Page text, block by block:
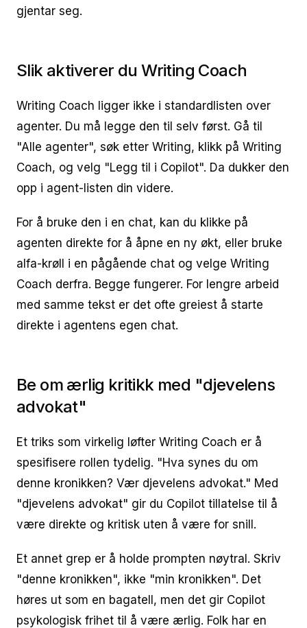
gjentar seg.
Slik aktiverer du Writing Coach
Writing Coach ligger ikke i standardlisten over
agenter. Du må legge den til selv først. Gå til
"Alle agenter", søk etter Writing, klikk på Writing
Coach, og velg "Legg til i Copilot". Da dukker den
opp i agent-listen din videre.
For å bruke den i en chat, kan du klikke på
agenten direkte for å åpne en ny økt, eller bruke
alfa-krøll i en pågående chat og velge Writing
Coach derfra. Begge fungerer. For lengre arbeid
med samme tekst er det ofte greiest å starte
direkte i agentens egen chat.
Be om ærlig kritikk med "djevelens
advokat"
Et triks som virkelig løfter Writing Coach er å
spesifisere rollen tydelig. "Hva synes du om
denne kronikken? Vær djevelens advokat." Med
"djevelens advokat" gir du Copilot tillatelse til å
være direkte og kritisk uten å være for snill.
Et annet grep er å holde prompten nøytral. Skriv
"denne kronikken", ikke "min kronikken". Det
høres ut som en bagatell, men det gir Copilot
psykologisk frihet til å være ærlig. Folk har en